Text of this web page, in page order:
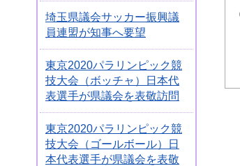
埼玉県議会サッカー振興議
員連盟が知事へ要望
東京2020パラリンピック競
技大会（ボッチャ）日本代
表選手が県議会を表敬訪問
東京2020パラリンピック競
技大会（ゴールボール）日
本代表選手が県議会を表敬